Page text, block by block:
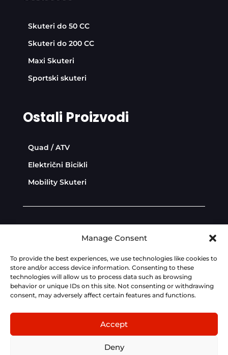
Manage Consent
To provide the best experiences, we use technologies like cookies to
store and/or access device information. Consenting to these
technologies will allow us to process data such as browsing
behavior or unique IDs on this site. Not consenting or withdrawing
consent, may adversely affect certain features and functions.
Accept
Deny
Skuteri do 50 CC
Skuteri do 200 CC
Maxi Skuteri
Sportski skuteri
Ostali Proizvodi
Quad / ATV
Električni Bicikli
Mobility Skuteri
Dev:AdriaBox
Fotografije, tehnički podaci, cijene i opisi na ovoj
stranici su informativnog karaktera i podložni
izmjenama bez prethodne najave. Za točne
tehničke značajke, cijene i opremljenost modela,